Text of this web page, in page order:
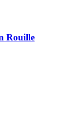
Rouille